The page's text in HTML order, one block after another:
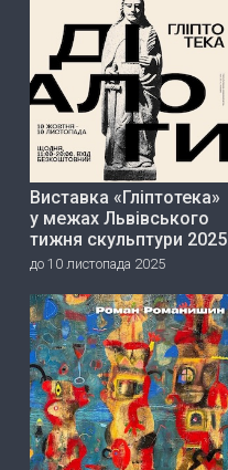
Виставка «Гліптотека»
у межах Львівського
тижня скульптури 2025
до 10 листопада 2025